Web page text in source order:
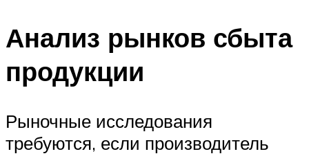
Анализ рынков сбыта
продукции
Рыночные исследования
требуются, если производитель